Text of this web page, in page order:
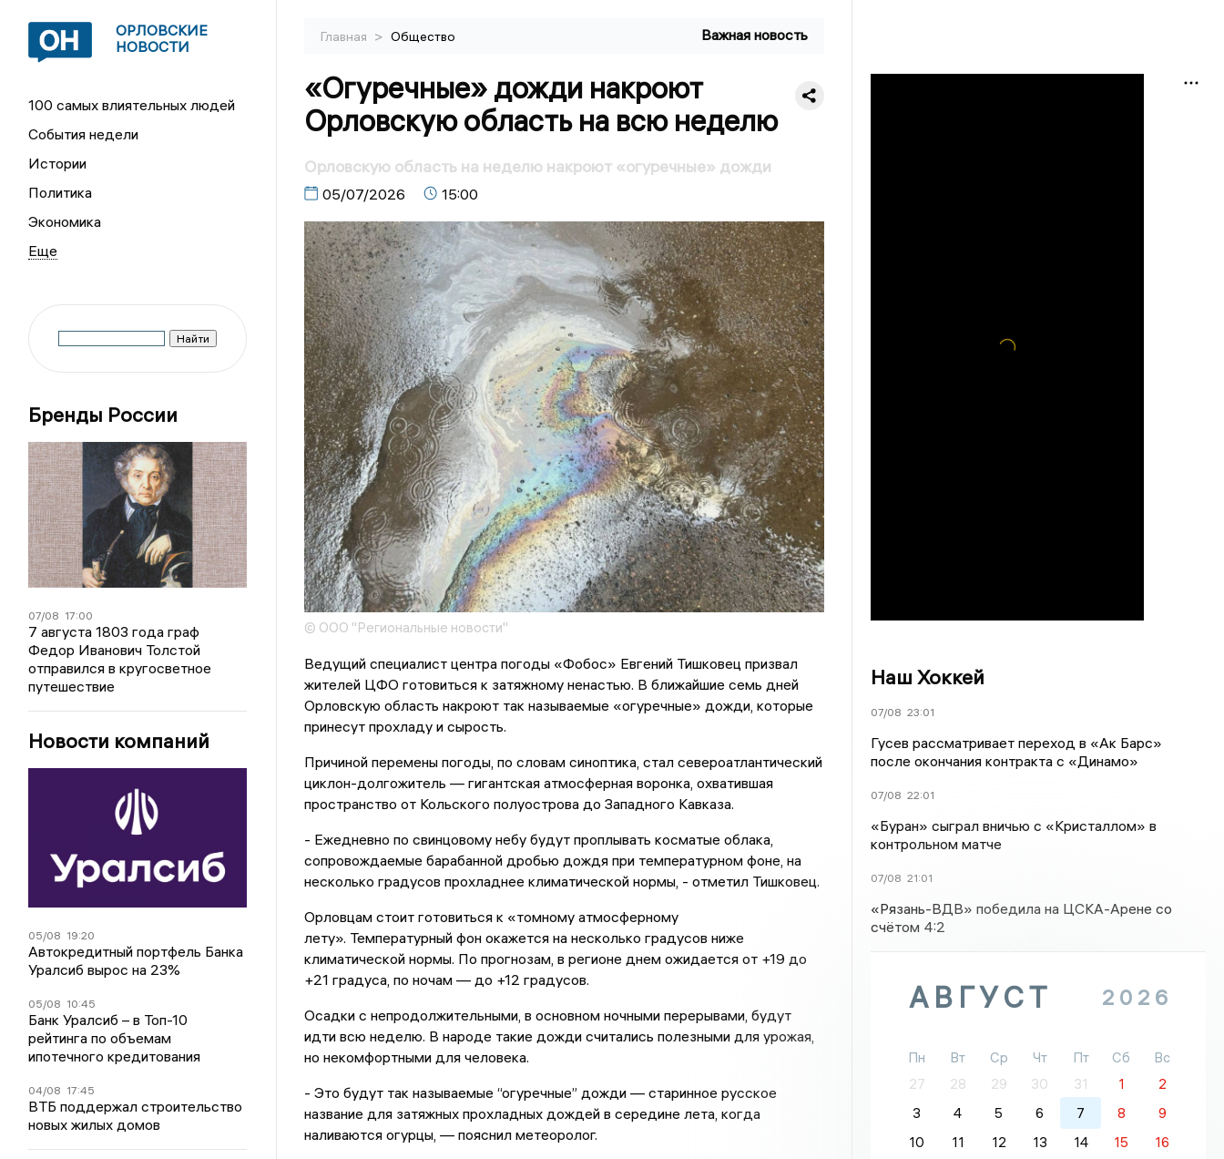
ОРЛОВСКИЕ
НОВОСТИ
100 самых влиятельных людей
События недели
Истории
Политика
Экономика
Бренды России
07/08 17:00
7 августа 1803 года граф
Федор Иванович Толстой
отправился в кругосветное
путешествие
Новости компаний
05/08 19:20
Автокредитный портфель Банка
Уралсиб вырос на 23%
05/08 10:45
Банк Уралсиб – в Топ-10
рейтинга по объемам
ипотечного кредитования
04/08 17:45
ВТБ поддержал строительство
новых жилых домов
Главная > Общество Важная новость
«Огуречные» дожди накроют
Орловскую область на всю неделю
Орловскую область на неделю накроют «огуречные» дожди
05/07/2026 15:00
© ООО "Региональные новости"
Ведущий специалист центра погоды «Фобос» Евгений Тишковец призвал
жителей ЦФО готовиться к затяжному ненастью. В ближайшие семь дней
Орловскую область накроют так называемые «огуречные» дожди, которые
принесут прохладу и сырость.
Причиной перемены погоды, по словам синоптика, стал североатлантический
циклон-долгожитель — гигантская атмосферная воронка, охватившая
пространство от Кольского полуострова до Западного Кавказа.
- Ежедневно по свинцовому небу будут проплывать косматые облака,
сопровождаемые барабанной дробью дождя при температурном фоне, на
несколько градусов прохладнее климатической нормы, - отметил Тишковец.
Орловцам стоит готовиться к «томному атмосферному
лету». Температурный фон окажется на несколько градусов ниже
климатической нормы. По прогнозам, в регионе днем ожидается от +19 до
+21 градуса, по ночам — до +12 градусов.
Осадки с непродолжительными, в основном ночными перерывами, будут
идти всю неделю. В народе такие дожди считались полезными для урожая,
но некомфортными для человека.
- Это будут так называемые “огуречные” дожди — старинное русское
название для затяжных прохладных дождей в середине лета, когда
наливаются огурцы, — пояснил метеоролог.
Наш Хоккей
07/08 23:01
Гусев рассматривает переход в «Ак Барс»
после окончания контракта с «Динамо»
07/08 22:01
«Буран» сыграл вничью с «Кристаллом» в
контрольном матче
07/08 21:01
«Рязань-ВДВ» победила на ЦСКА-Арене со
счётом 4:2
АВГУСТ 2026
Пн Вт Ср Чт Пт Сб
Вс
27
28 29 30 31 1
2
3
4 5 6 7 8
9
10
11 12 13 14 15
16